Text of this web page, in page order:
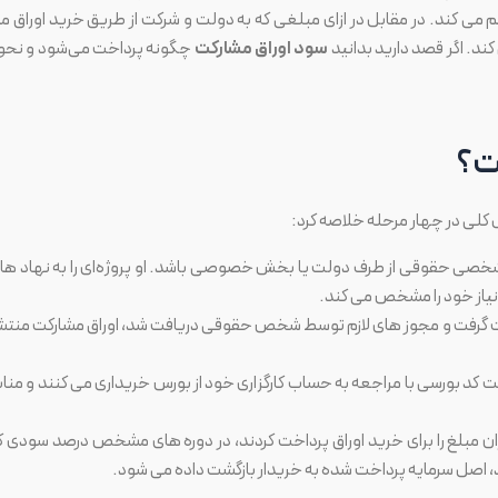
می کند. در مقابل در ازای مبلغی که به دولت و شرکت از طریق خرید اوراق
اگر قصد دارید بدانیدسود اوراق مشارکت چگونه پرداخت می‌شود و
کلی در چهار مرحله خلاصه کرد:
شخصی حقوقی از طرف دولت یا بخش خصوصی باشد. او پروژه‌ای را به نهاد
خود را مشخص می کند.
گرفت و مجوز های لازم توسط شخص حقوقی دریافت شد، اوراق مشارکت
کد بورسی با مراجعه به حساب کارگزاری خود از بورس خریداری می کنند و
مبلغ را برای خرید اوراق پرداخت کردند، در دوره های مشخص درصد سودی
اصل سرمایه پرداخت شده به خریدار بازگشت داده می شود.